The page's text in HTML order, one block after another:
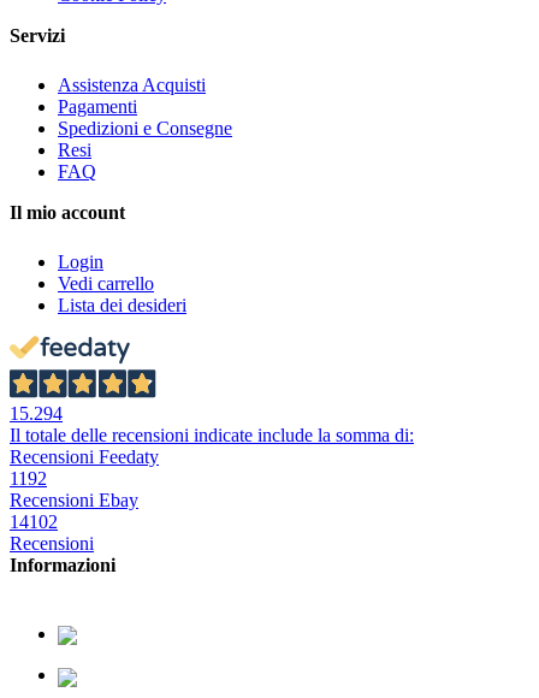
Servizi
Assistenza Acquisti
Pagamenti
Spedizioni e Consegne
Resi
FAQ
Il mio account
Login
Vedi carrello
Lista dei desideri
15.294
Il totale delle recensioni indicate include la somma di:
Recensioni Feedaty
1192
Recensioni Ebay
14102
Recensioni
Informazioni